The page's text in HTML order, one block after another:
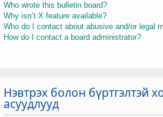
Who wrote this bulletin board?
Why isn’t X feature available?
Who do I contact about abusive and/or legal
How do I contact a board administrator?
Нэвтрэх болон бүртгэлтэй
асуудлууд